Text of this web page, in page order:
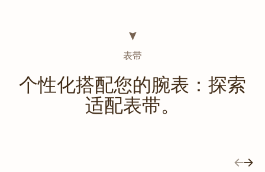
表带
个性化搭配您的腕表：探索
适配表带。